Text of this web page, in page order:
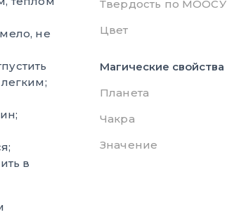
не
в
Твердость по МООСУ
Цвет
Магические свойства
Планета
Чакра
Значение